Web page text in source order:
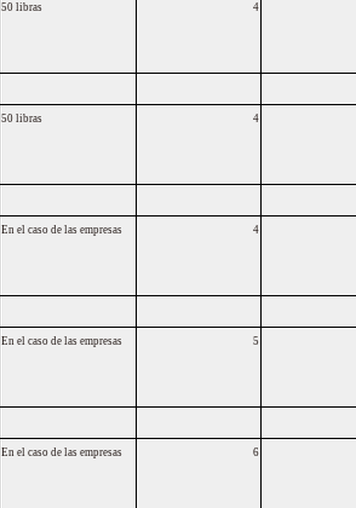
50 libras 4
50 libras 4
En el caso de las empresas 4
En el caso de las empresas 5
En el caso de las empresas 6